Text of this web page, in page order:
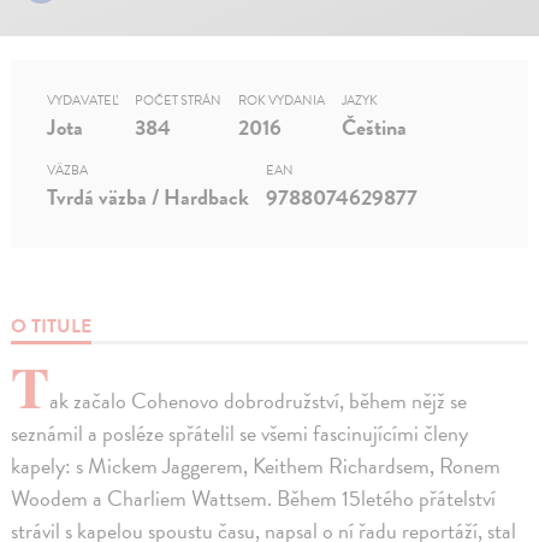
O TITULE
Tak začalo Cohenovo dobrodružství, během nějž se
seznámil a posléze spřátelil se všemi fascinujícími členy
kapely: s Mickem Jaggerem, Keithem Richardsem, Ronem
Woodem a Charliem Wattsem. Během 15letého přátelství
strávil s kapelou spoustu času, napsal o ní řadu reportáží, stal
VYDAVATEĽ
Jota
POČET STRÁN
384
ROK VYDANIA
2016
JAZYK
Čeština
VÄZBA
Tvrdá väzba / Hardback
EAN
9788074629877